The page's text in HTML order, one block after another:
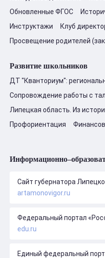
Обновленные ФГОС
Инструктажи
Клуб
Просвещение родителей
Развитие школьников
ДТ "Кванториум":
Сопровождение работы с
Липецкая область. Из
Профориентация
Сайт губернатора
artamonovigor.ru
Федеральный портал
edu.ru
Единый федеральный